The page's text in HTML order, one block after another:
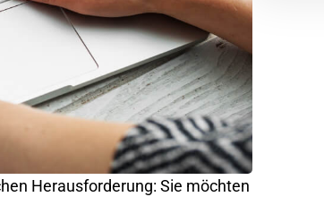
Herausforderung: Sie möchten